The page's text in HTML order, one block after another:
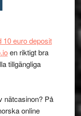
10 euro deposit
en riktigt bra
tillgängliga
nätcasinon? På
online